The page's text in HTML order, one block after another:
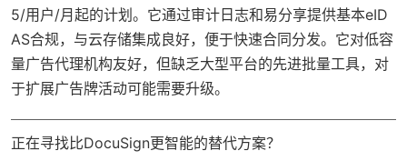
5/用户/月起的计划。它通过审计日志和易分享提供基本eID
AS合规，与云存储集成良好，便于快速合同分发。它对低容
量广告代理机构友好，但缺乏大型平台的先进批量工具，对
于扩展广告牌活动可能需要升级。
正在寻找比DocuSign更智能的替代方案？